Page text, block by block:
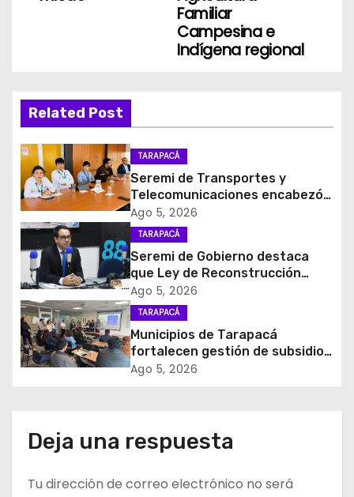
c
i
ó
n
d
e
e
n
t
d
a
Familiar
Campesina e
Indígena regional
Related Post
TARAPACÁ
Seremi de Transportes y
Telecomunicaciones encabezó
primera mesa de coordinación
para el retiro de cables en
desuso en Iquique
Ago 5, 2026
TARAPACÁ
Seremi de Gobierno destaca
que Ley de Reconstrucción
Nacional impulsará la inversión
y el empleo en Tarapacá
Ago 5, 2026
TARAPACÁ
Municipios de Tarapacá
fortalecen gestión de subsidios
de agua potable en jornada
Ago 5, 2026
Deja una respuesta
Tu dirección de correo electrónico no será